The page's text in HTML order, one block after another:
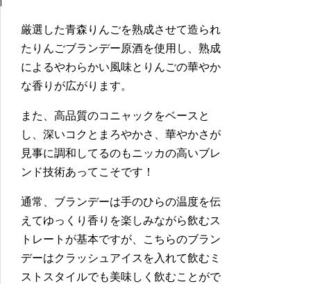
厳選した青森りんごを熟成させて造られ
たりんごブランデー原酒を使用し、熟成
によるやわらかい風味とりんごの華やか
な香りが広がります。
また、高品質のコニャックをベースと
し、深いコクとまろやかさ、華やかさが
見事に調和してるのもニッカの高いブレ
ンド技術あってこそです！
通常、ブランデーは手のひらの温度を伝
えてゆっくり香りを楽しみながら飲むス
トレートが基本ですが、こちらのブラン
デーはクラッシュアイスを入れて飲むミ
ストスタイルでも美味しく飲むことがで